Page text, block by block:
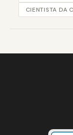
CIENTISTA DA